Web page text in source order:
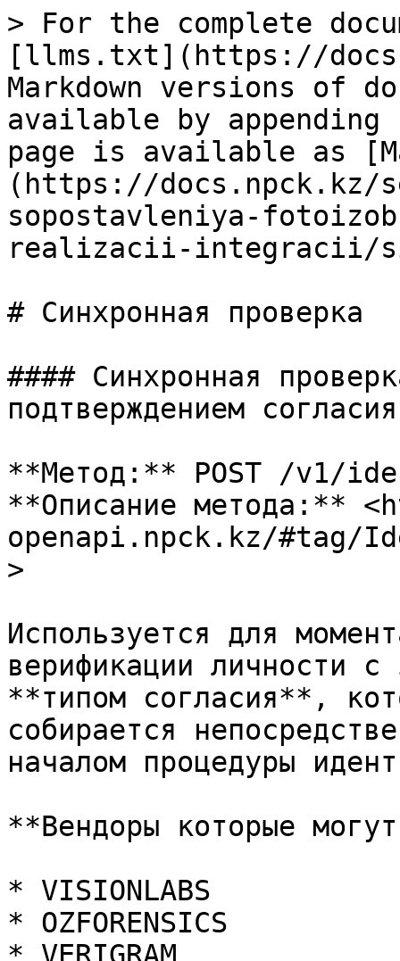
> For the complete
[llms.txt](https://
Markdown versions of
available by
page is available as
(https://docs.npck.kz/
sopostavleniya-
realizacii-integracii/
# Синхронная проверка
#### Синхронная
подтверждением согласия
**Метод:** POST /v1/
**Описание метода:**
openapi.npck.kz/#tag/
>
Используется для
верификации личности с
**типом согласия**,
собирается
началом процедуры
**Вендоры которые
* VISIONLABS
* OZFORENSICS